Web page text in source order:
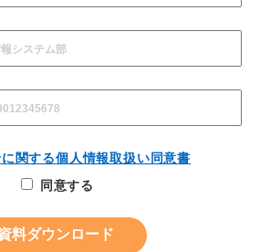
関する個人情報取扱い同意書
同意する